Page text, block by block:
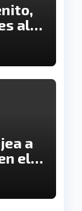
al
a
el